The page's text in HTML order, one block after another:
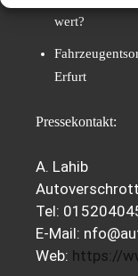
wert?
Erfurt
Pressekontakt:
A. Lahib
Tel:
E-Mail:
Web: https://